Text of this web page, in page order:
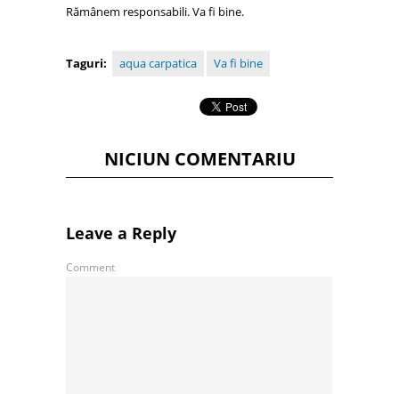
Rămânem responsabili. Va fi bine.
Taguri: aqua carpatica Va fi bine
NICIUN COMENTARIU
Leave a Reply
Comment